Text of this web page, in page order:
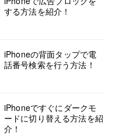
する方法を紹介！
iPhoneの背面タップで電
話番号検索を行う方法！
iPhoneですぐにダークモ
ードに切り替える方法を紹
介！